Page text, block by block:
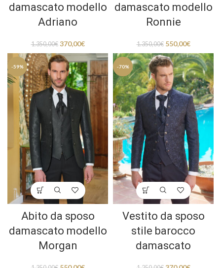
damascato modello
Adriano
1.350,00€ 370,00€
damascato modello
Ronnie
1.350,00€ 550,00€
-59%
Abito da sposo
damascato modello
Morgan
-70%
Vestito da sposo
stile barocco
damascato